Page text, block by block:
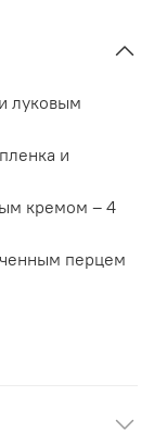
луковым
и
кремом – 4
перцем